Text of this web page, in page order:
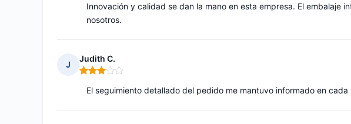
Innovación y calidad se dan la mano en esta empresa. El embalaje
nosotros.
J
Judith C.
Nota: 3 de 5
El seguimiento detallado del pedido me mantuvo informado en